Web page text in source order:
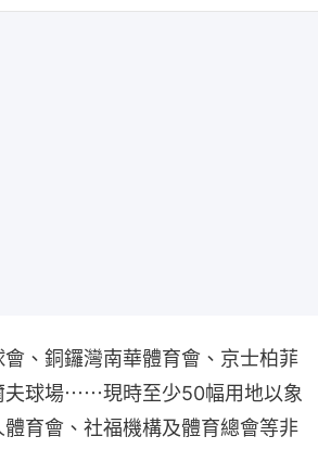
、銅鑼灣南華體育會、京士柏菲
夫球場⋯⋯現時至少50幅用地以象
育會、社福機構及體育總會等非